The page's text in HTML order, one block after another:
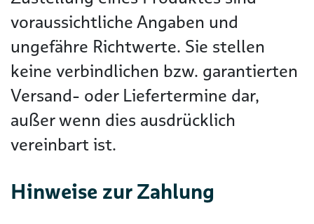
voraussichtliche Angaben und
ungefähre Richtwerte. Sie stellen
keine verbindlichen bzw. garantierten
Versand- oder Liefertermine dar,
außer wenn dies ausdrücklich
vereinbart ist.
Hinweise zur Zahlung